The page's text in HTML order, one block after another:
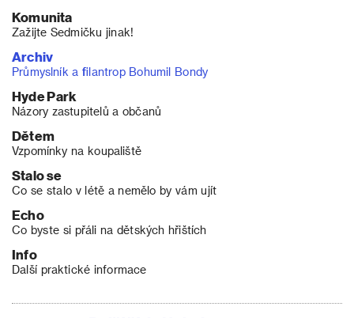
Komunita
Zažijte Sedmičku jinak!
Archiv
Průmyslník a filantrop Bohumil Bondy
Hyde Park
Názory zastupitelů a občanů
Dětem
Vzpomínky na koupaliště
Stalo se
Co se stalo v létě a nemělo by vám ujít
Echo
Co byste si přáli na dětských hřištích
Info
Další praktické informace